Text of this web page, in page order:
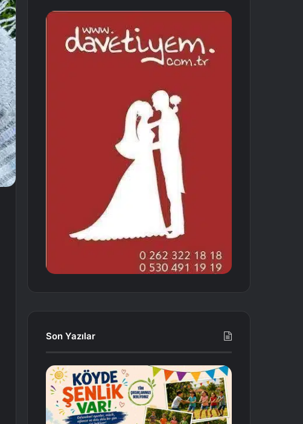
Son Yazılar